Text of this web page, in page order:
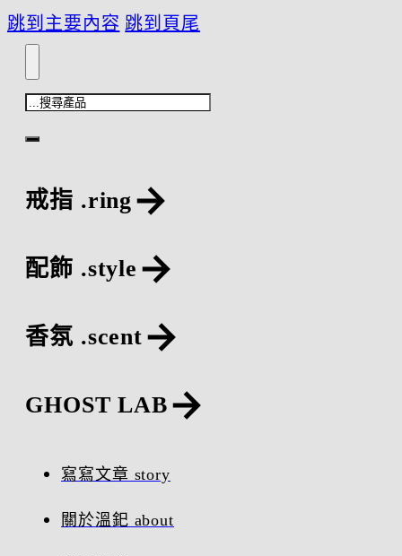
跳到主要內容 跳到頁尾
搜
尋
戒指 .ring
配飾 .style
香氛 .scent
GHOST LAB
寫寫文章 story
關於溫釲 about